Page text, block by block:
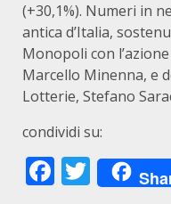
(+30,1%). Numeri in
antica d’Italia,
Monopoli con
Marcello Minenna, e
Lotterie, Stefano
condividi su: